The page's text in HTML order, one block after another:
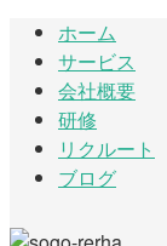
ホーム
サービス
会社概要
研修
リクルート
ブログ